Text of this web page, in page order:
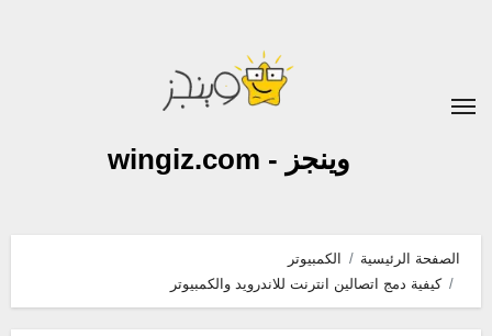
وينجز - wingiz.com
الصفحة الرئيسية
الكمبيوتر
كيفية دمج اتصالين انترنت للاندرويد والكمبيوتر